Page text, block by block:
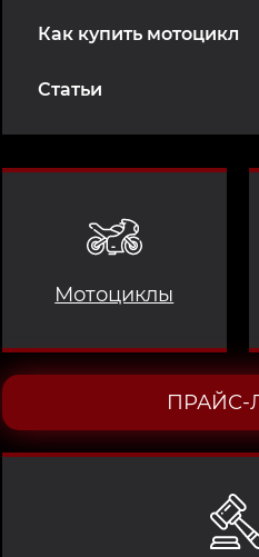
Как купить мотоцикл
Статьи
Мотоциклы
ПРАЙС-